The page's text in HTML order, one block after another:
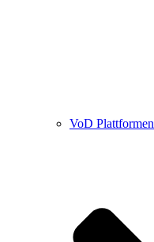
VoD Plattformen